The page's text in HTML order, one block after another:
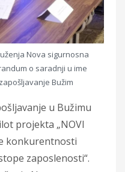
Nova sigurnosna
o saradnji u ime
Bužim
u Bužimu
projekta „NOVI
konkurentnosti
zaposlenosti“.